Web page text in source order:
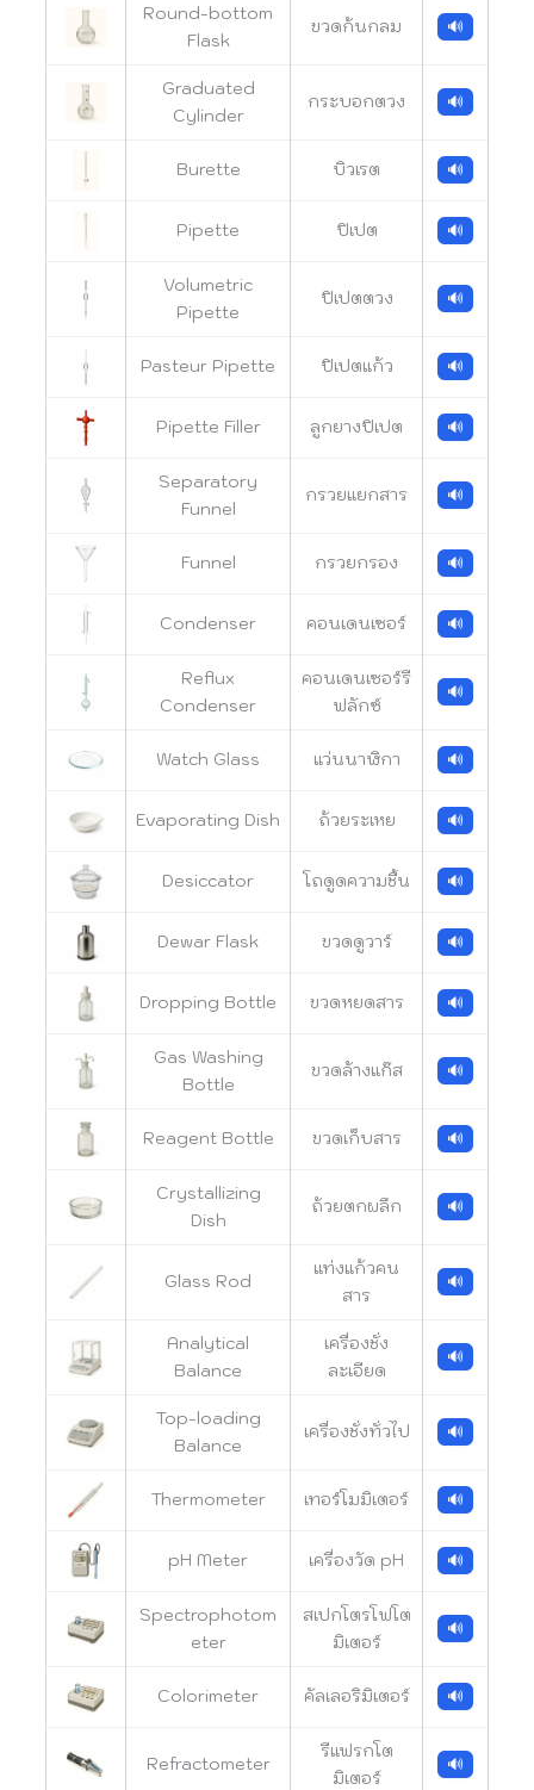
Round-bottom
Flask
ขวดก้นกลม 🔊
Graduated
Cylinder
กระบอกตวง 🔊
Burette บิวเรต 🔊
Pipette ปิเปต 🔊
Volumetric
Pipette
ปิเปตตวง 🔊
Pasteur Pipette ปิเปตแก้ว 🔊
Pipette Filler ลูกยางปิเปต 🔊
Separatory
Funnel
กรวยแยกสาร 🔊
Funnel กรวยกรอง 🔊
Condenser คอนเดนเซอร์ 🔊
Reflux
Condenser
คอนเดนเซอร์รี
ฟลักซ์
🔊
Watch Glass แว่นนาฬิกา 🔊
Evaporating Dish ถ้วยระเหย 🔊
Desiccator โถดูดความชื้น 🔊
Dewar Flask ขวดดูวาร์ 🔊
Dropping Bottle ขวดหยดสาร 🔊
Gas Washing
Bottle
ขวดล้างแก๊ส 🔊
Reagent Bottle ขวดเก็บสาร 🔊
Crystallizing
Dish
ถ้วยตกผลึก 🔊
Glass Rod
แท่งแก้วคน
สาร
🔊
Analytical
Balance
เครื่องชั่ง
ละเอียด
🔊
Top-loading
Balance
เครื่องชั่งทั่วไป 🔊
Thermometer เทอร์โมมิเตอร์ 🔊
pH Meter เครื่องวัด pH 🔊
Spectrophotom
eter
สเปกโตรโฟโต
มิเตอร์
🔊
Colorimeter คัลเลอริมิเตอร์ 🔊
Refractometer
รีแฟรกโต
มิเตอร์
🔊